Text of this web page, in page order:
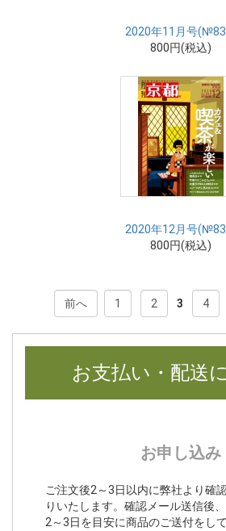
2020年11月号
800円(税込)
2020年12月号
800円(税込)
前へ 1 2 3 4
お支払い・配送
お申し込み
ご注文後2～3日以内に弊社より確
りいたします。確認メール送信後
2～3日を目安に商品のご送付をして